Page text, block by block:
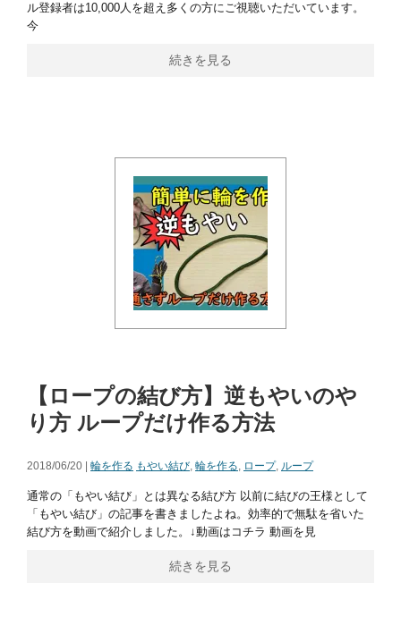
ル登録者は10,000人を超え多くの方にご視聴いただいています。
今
続きを見る
【ロープの結び方】逆もやいのや
り方 ループだけ作る方法
2018/06/20 | 輪を作る もやい結び, 輪を作る, ロープ, ループ
通常の「もやい結び」とは異なる結び方 以前に結びの王様として
「もやい結び」の記事を書きましたよね。効率的で無駄を省いた
結び方を動画で紹介しました。↓動画はコチラ 動画を見
続きを見る